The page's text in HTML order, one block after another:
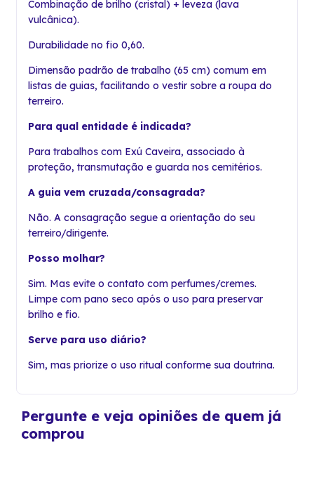
Combinação de brilho (cristal) + leveza (lava
vulcânica).
Durabilidade no fio 0,60.
Dimensão padrão de trabalho (65 cm) comum em
listas de guias, facilitando o vestir sobre a roupa do
terreiro.
Para qual entidade é indicada?
Para trabalhos com Exú Caveira, associado à
proteção, transmutação e guarda nos cemitérios.
A guia vem cruzada/consagrada?
Não. A consagração segue a orientação do seu
terreiro/dirigente.
Posso molhar?
Sim. Mas evite o contato com perfumes/cremes.
Limpe com pano seco após o uso para preservar
brilho e fio.
Serve para uso diário?
Sim, mas priorize o uso ritual conforme sua doutrina.
Pergunte e veja opiniões de quem já
comprou